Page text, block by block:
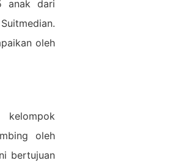
anak dari
oleh
oleh
bertujuan